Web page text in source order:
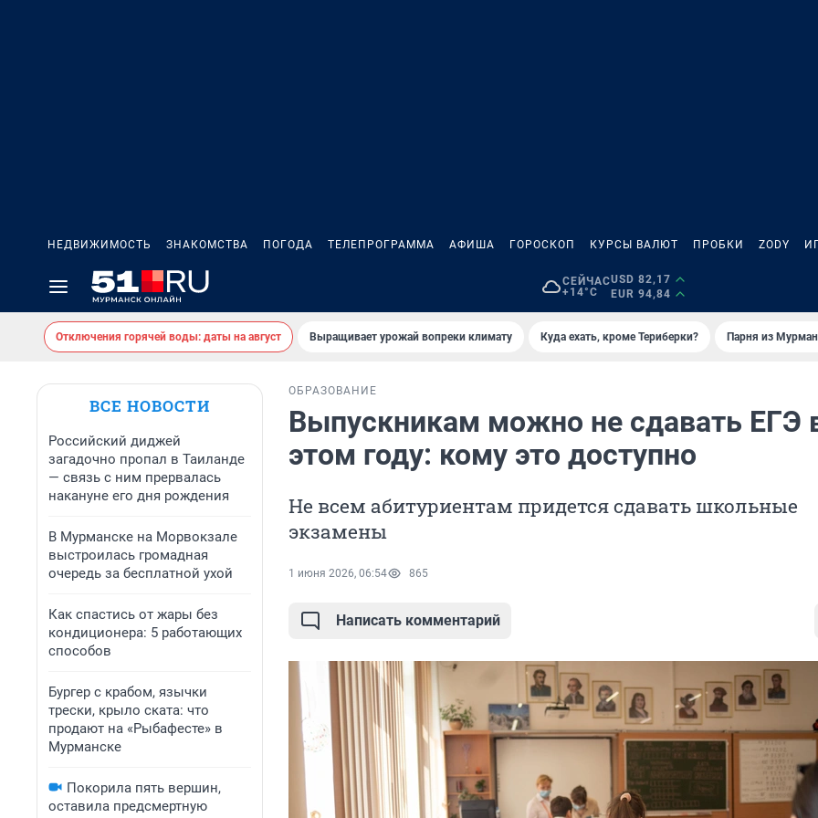
НЕДВИЖИМОСТЬ ЗНАКОМСТВА ПОГОДА ТЕЛЕПРОГРАММА АФИША ГОРОСКОП КУРСЫ ВАЛЮТ ПРОБКИ ZODY
СЕЙЧАС
+14°C
USD 82,17
EUR 94,84
Отключения горячей воды: даты на август Выращивает урожай вопреки климату Куда ехать, кроме Териберки? Парня из
ВСЕ НОВОСТИ
Российский диджей
загадочно пропал в Таиланде
— связь с ним прервалась
накануне его дня рождения
В Мурманске на Морвокзале
выстроилась громадная
очередь за бесплатной ухой
Как спастись от жары без
кондиционера: 5 работающих
способов
Бургер с крабом, язычки
трески, крыло ската: что
продают на «Рыбафесте» в
Мурманске
Покорила пять вершин,
оставила предсмертную
ОБРАЗОВАНИЕ
Выпускникам можно не сдавать ЕГЭ
этом году: кому это доступно
Не всем абитуриентам придется сдавать школьные
экзамены
1 июня 2026, 06:54 865
Написать комментарий